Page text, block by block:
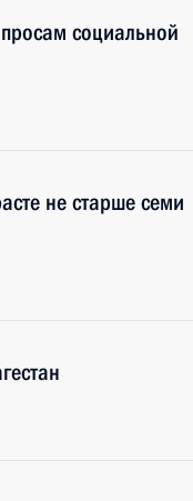
социальной
не старше семи